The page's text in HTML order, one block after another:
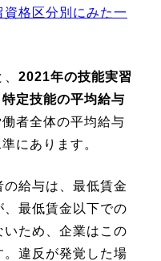
資格区分別にみた一
2021年の技能実習
特定技能の平均給与
者全体の平均給与
にあります。
給与は、最低賃金
最低賃金以下での
いため、企業はこの
。違反が発覚した場